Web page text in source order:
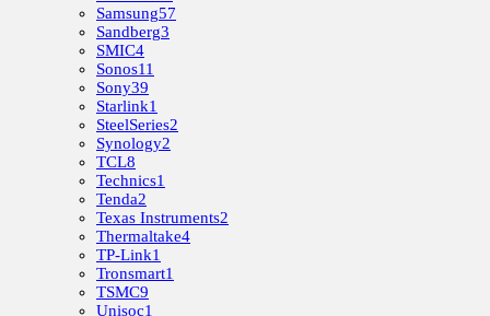
Samsung57
Sandberg3
SMIC4
Sonos11
Sony39
Starlink1
SteelSeries2
Synology2
TCL8
Technics1
Tenda2
Texas Instruments2
Thermaltake4
TP-Link1
Tronsmart1
TSMC9
Unisoc1